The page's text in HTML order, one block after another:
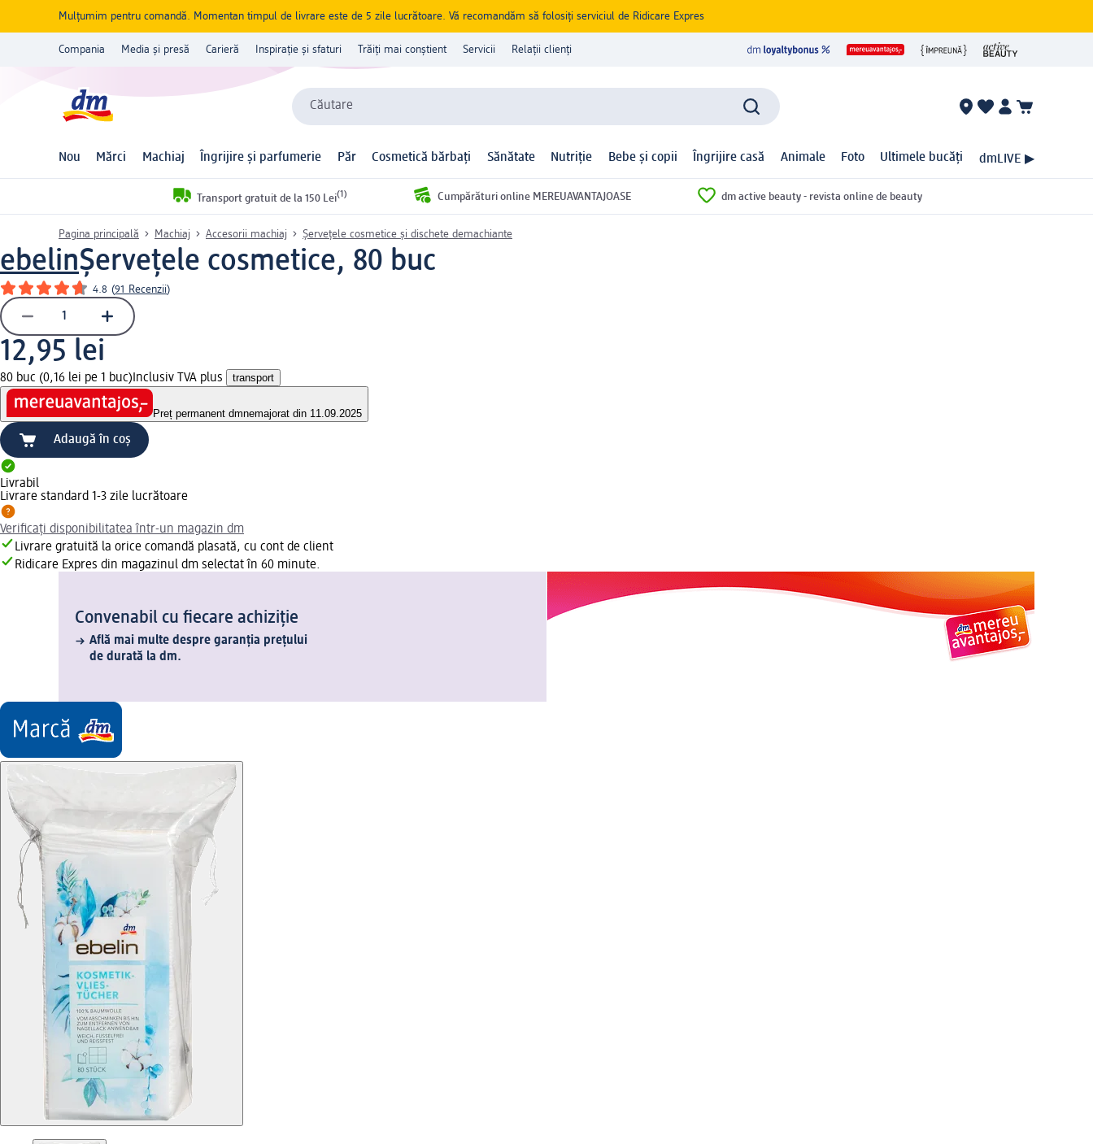
Mulțumim pentru comandă. Momentan timpul de livrare este de 5 zile lucrătoare. Vă recomandăm să folosiți serviciul de Ridicare Expres
Compania Media și presă Carieră Inspirație și sfaturi Trăiți mai conștient Servicii Relații clienți
Căutare
Nou Mărci Machiaj Îngrijire și parfumerie Păr Cosmetică bărbați Sănătate Nutriție Bebe și copii Îngrijire casă Animale Foto Ultimele bucăți dmLIVE ▶
Transport gratuit de la 150 Lei(1) Cumpărături online MEREUAVANTAJOASE dm active beauty - revista online de beauty
Pagina principală Machiaj Accesorii machiaj Șervețele cosmetice și dischete demachiante
ebelinȘervețele cosmetice, 80 buc
4.8 (91 Recenzii)
12,95 lei
80 buc (0,16 lei pe 1 buc) Inclusiv TVA plus transport
Preț permanent dmnemajorat din 11.09.2025
Adaugă în coș
Livrabil
Livrare standard 1-3 zile lucrătoare
Verificați disponibilitatea într-un magazin dm
Livrare gratuită la orice comandă plasată, cu cont de client
Ridicare Expres din magazinul dm selectat în 60 minute.
Convenabil cu fiecare achiziție
Află mai multe despre garanția prețului
de durată la dm.